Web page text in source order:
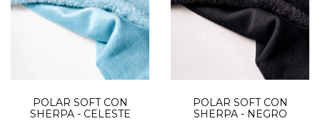
POLAR SOFT CON
SHERPA - CELESTE
POLAR SOFT CON
SHERPA - NEGRO